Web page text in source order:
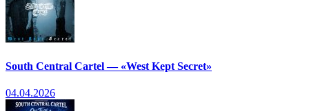
South Central Cartel — «West Kept Secret»
04.04.2026